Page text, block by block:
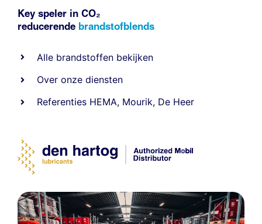
Key speler in CO₂
reducerende brandstofblends
Alle brandstoffen bekijken
Over onze diensten
Referenties HEMA, Mourik, De Heer